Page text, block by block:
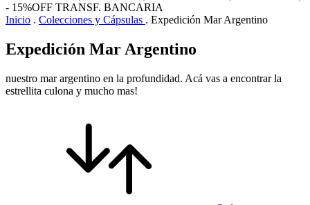
- 15%OFF TRANSF. BANCARIA
Inicio . Colecciones y Cápsulas . Expedición Mar Argentino
Expedición Mar Argentino
nuestro mar argentino en la profundidad. Acá vas a encontrar la
estrellita culona y mucho mas!